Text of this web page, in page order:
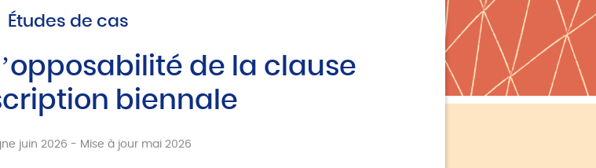
Études de cas
de la clause
biennale
juin 2026 - Mise à jour mai 2026